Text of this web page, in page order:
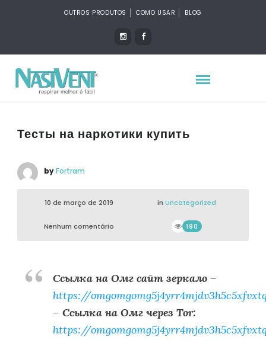
OUTROS PRODUTOS COMO USAR BLOG
Тесты на наркотики купить
byFortram
10 de março de 2019 in Uncategorized
Nenhum comentário 190
Ссылка на Омг сайт зеркало–
https://
– Ссылка на Омг через Tor:
https://